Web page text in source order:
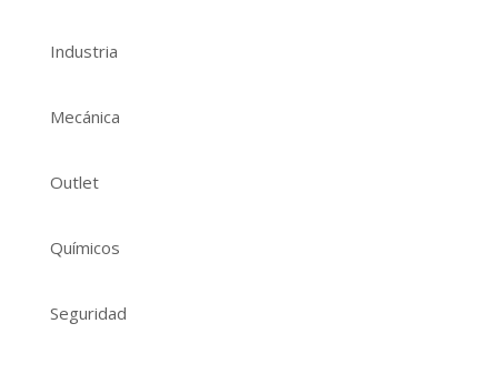
Industria
Mecánica
Outlet
Químicos
Seguridad